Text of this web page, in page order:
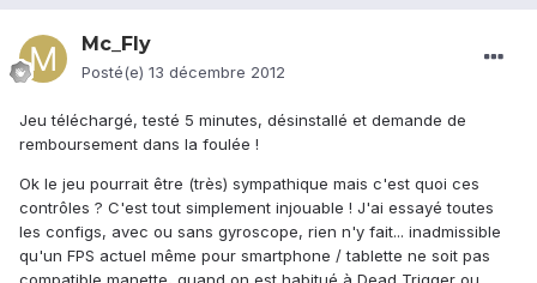
Mc_Fly
Posté(e) 13 décembre 2012
Jeu téléchargé, testé 5 minutes, désinstallé et demande de
remboursement dans la foulée !
Ok le jeu pourrait être (très) sympathique mais c'est quoi ces
contrôles ? C'est tout simplement injouable ! J'ai essayé toutes
les configs, avec ou sans gyroscope, rien n'y fait... inadmissible
qu'un FPS actuel même pour smartphone / tablette ne soit pas